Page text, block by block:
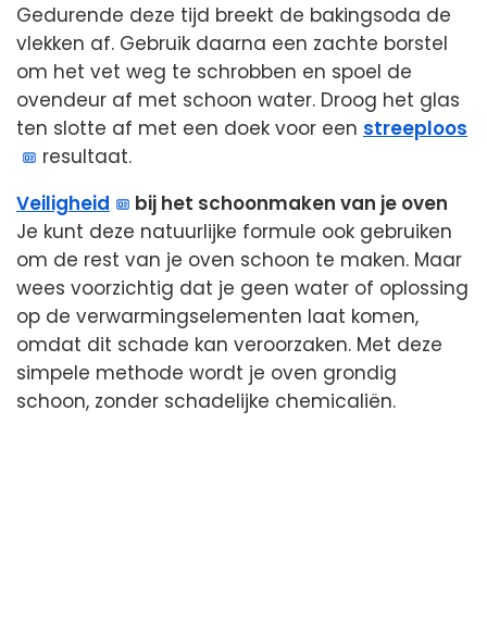
Gedurende deze tijd breekt de bakingsoda de
vlekken af. Gebruik daarna een zachte borstel
om het vet weg te schrobben en spoel de
ovendeur af met schoon water. Droog het glas
ten slotte af met een doek voor een streeploos
resultaat.
Veiligheid
bij het schoonmaken van je oven
Je kunt deze natuurlijke formule ook gebruiken
om de rest van je oven schoon te maken. Maar
wees voorzichtig dat je geen water of oplossing
op de verwarmingselementen laat komen,
omdat dit schade kan veroorzaken. Met deze
simpele methode wordt je oven grondig
schoon, zonder schadelijke chemicaliën.